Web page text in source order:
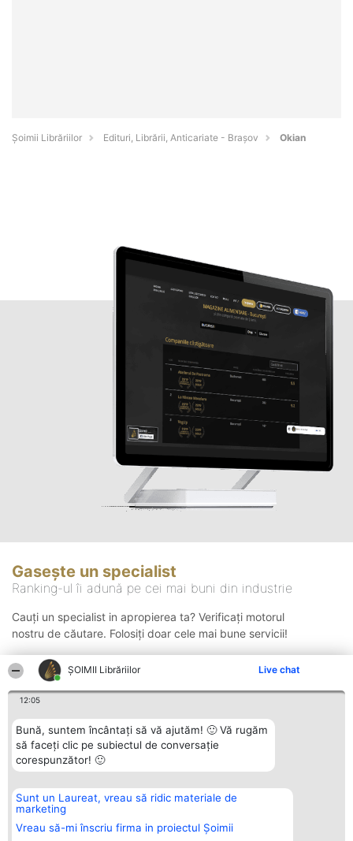
ȘOIMII Librăriilor Live chat
12:05
Bună, suntem încântați să vă ajutăm! 🙂 Vă rugăm
să faceți clic pe subiectul de conversație
corespunzător! 🙂
Sunt un Laureat, vreau să ridic materiale de
marketing
Vreau să-mi înscriu firma in proiectul Șoimii
Șoimii Librăriilor Edituri, Librării, Anticariate - Braşov Okian
Gasește un specialist
Ranking-ul îi adună pe cei mai buni din industrie
Cauți un specialist in apropierea ta? Verificați motorul
nostru de căutare. Folosiți doar cele mai bune servicii!
Organizator Ranking
BRIGHT SOLUTIONS BR SRL
Aleea Timisul De Sus 2 Bl. A30
Sc. A Et. 4 Ap. 13 Cod 061952
Plebiscyt
Lista Tuturor
Laureaților
Contact